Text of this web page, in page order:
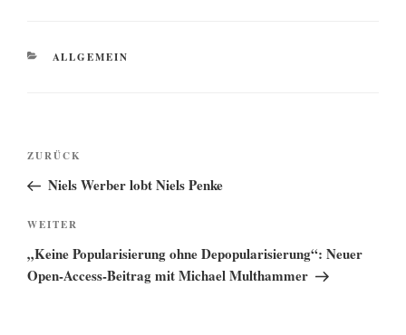
KATEGORIEN
ALLGEMEIN
Beitragsnavigation
Vorheriger
Beitrag
ZURÜCK
Niels Werber lobt Niels Penke
Nächster
Beitrag
WEITER
„Keine Popularisierung ohne Depopularisierung“: Neuer
Open-Access-Beitrag mit Michael Multhammer